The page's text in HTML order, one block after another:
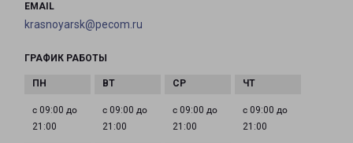
EMAIL
krasnoyarsk@pecom.ru
ГРАФИК РАБОТЫ
с 09:00 до
21:00
с 09:00 до
21:00
с 09:00 до
21:00
с 09:00 до
21:00